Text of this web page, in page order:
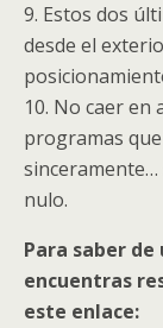
9. Estos dos
desde el
10. No caer en
programas
nulo.
Para saber
encuentras
este enlace: